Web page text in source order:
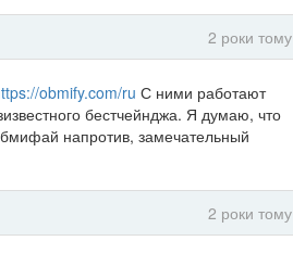
2 роки тому
obmify.com/ru С ними работают
бестчейнджа. Я думаю, что
напротив, замечательный
2 роки тому